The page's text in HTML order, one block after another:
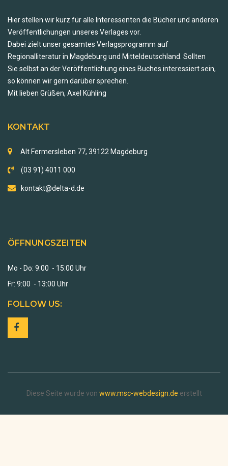
Hier stellen wir kurz für alle Interessenten die Bücher und anderen
Veröffentlichungen unseres Verlages vor.
Dabei zielt unser gesamtes Verlagsprogramm auf
Regionalliteratur in Magdeburg und Mitteldeutschland. Sollten
Sie selbst an der Veröffentlichung eines Buches interessiert sein,
so können wir gern darüber sprechen.
Mit lieben Grüßen, Axel Kühling
KONTAKT
Alt Fermersleben 77, 39122 Magdeburg
(03 91) 4011 000
kontakt@delta-d.de
ÖFFNUNGSZEITEN
Mo - Do: 9:00 - 15:00 Uhr
Fr: 9:00 - 13:00 Uhr
FOLLOW US:
Diese Seite wurde von www.msc-webdesign.de erstellt